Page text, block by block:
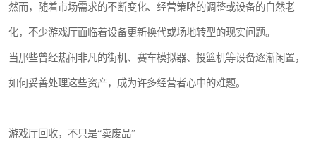
然而，随着市场需求的不断变化、经营策略的调整或设备的自然老
化，不少游戏厅面临着设备更新换代或场地转型的现实问题。
当那些曾经热闹非凡的街机、赛车模拟器、投篮机等设备逐渐闲置，
如何妥善处理这些资产，成为许多经营者心中的难题。
游戏厅回收，不只是“卖废品”